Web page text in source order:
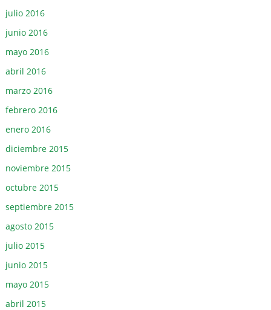
julio 2016
junio 2016
mayo 2016
abril 2016
marzo 2016
febrero 2016
enero 2016
diciembre 2015
noviembre 2015
octubre 2015
septiembre 2015
agosto 2015
julio 2015
junio 2015
mayo 2015
abril 2015